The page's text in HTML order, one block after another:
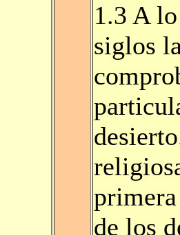
1.3 A
siglos
de los